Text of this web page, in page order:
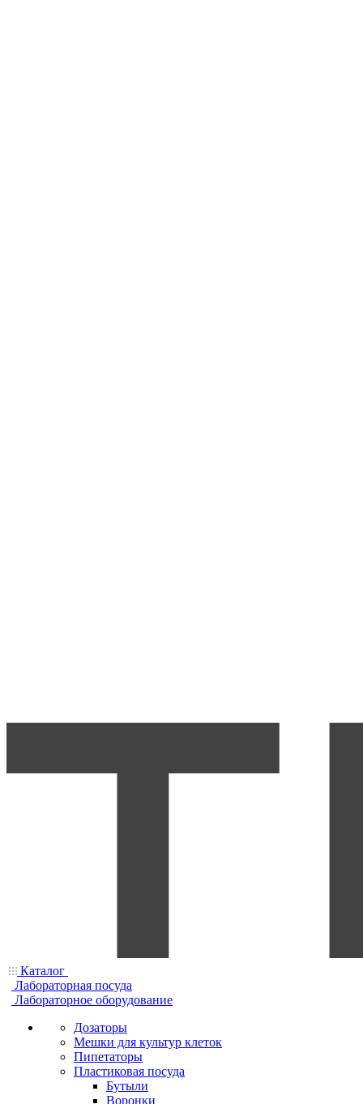
Каталог
Лабораторная посуда
Лабораторное оборудование
Дозаторы
Мешки для культур клеток
Пипетаторы
Пластиковая посуда
Бутыли
Воронки